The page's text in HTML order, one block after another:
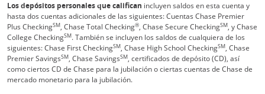
Los depósitos personales que califican incluyen saldos en esta cuenta y
hasta dos cuentas adicionales de las siguientes: Cuentas Chase Premier
Plus CheckingSM, Chase Total Checking®, Chase Secure CheckingSM, y Chase
College CheckingSM. También se incluyen los saldos de cualquiera de los
siguientes: Chase First CheckingSM, Chase High School CheckingSM, Chase
Premier SavingsSM, Chase SavingsSM, certificados de depósito (CD), así
como ciertos CD de Chase para la jubilación o ciertas cuentas de Chase de
mercado monetario para la jubilación.